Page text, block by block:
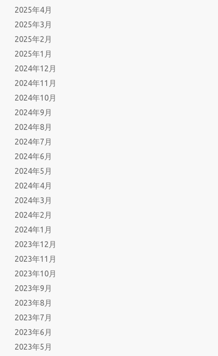
2025年4月
2025年3月
2025年2月
2025年1月
2024年12月
2024年11月
2024年10月
2024年9月
2024年8月
2024年7月
2024年6月
2024年5月
2024年4月
2024年3月
2024年2月
2024年1月
2023年12月
2023年11月
2023年10月
2023年9月
2023年8月
2023年7月
2023年6月
2023年5月